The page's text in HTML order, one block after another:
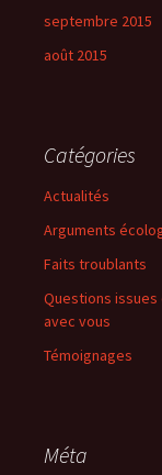
septembre 2015
août 2015
Catégories
Actualités
Arguments
Faits troublants
Questions issues
avec vous
Témoignages
Méta